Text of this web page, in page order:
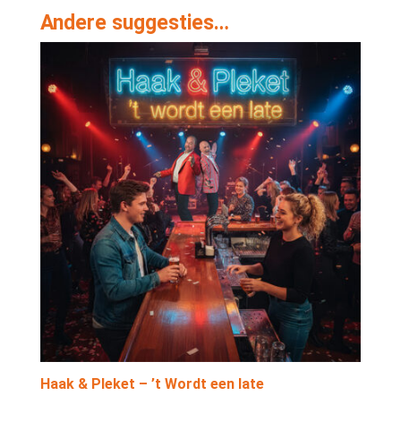
Andere suggesties…
Haak & Pleket – ’t Wordt een late